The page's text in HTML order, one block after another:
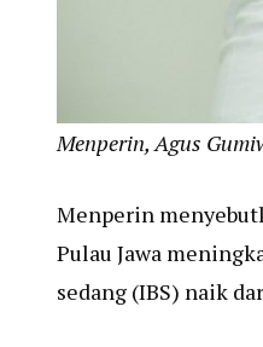
Menperin, Agus
Menperin
Pulau Jawa
sedang (IBS) naik